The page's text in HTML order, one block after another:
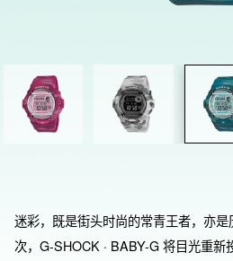
迷彩，既是街头时尚的常青王者，亦
次，G-SHOCK · BABY-G 将目光重新